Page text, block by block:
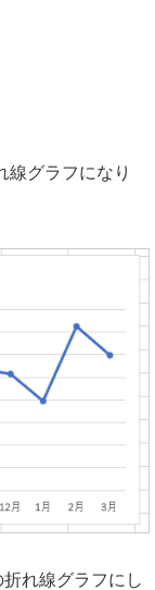
線グラフになり
れ線グラフにし